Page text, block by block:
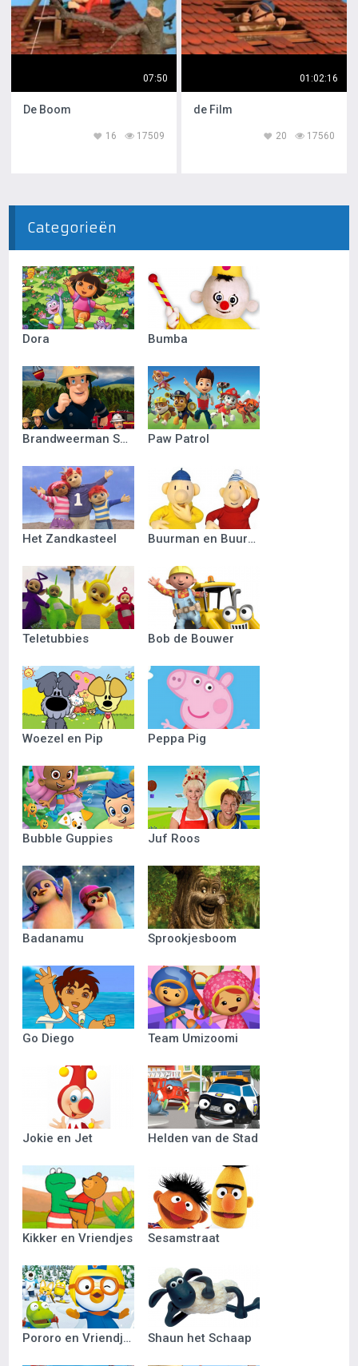
07:50
De Boom
17509
16
01:02:16
de Film
17560
20
Categorieën
Dora Bumba
Brandweerman Sam Paw Patrol
Het Zandkasteel Buurman en Buurman
Teletubbies Bob de Bouwer
Woezel en Pip Peppa Pig
Bubble Guppies Juf Roos
Badanamu Sprookjesboom
Go Diego Team Umizoomi
Jokie en Jet Helden van de Stad
Kikker en Vriendjes Sesamstraat
Pororo en Vriendjes Shaun het Schaap